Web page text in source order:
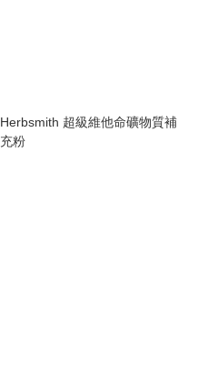
Herbsmith 超級維他命礦物質補
充粉